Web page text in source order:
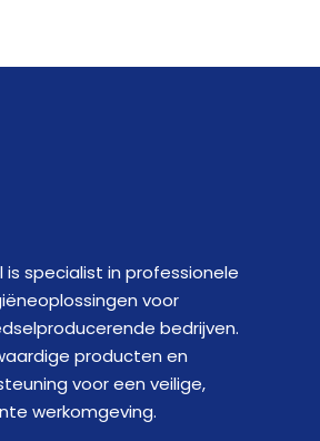
is specialist in professionele
voor
bedrijven.
producten en
voor een veilige,
werkomgeving.